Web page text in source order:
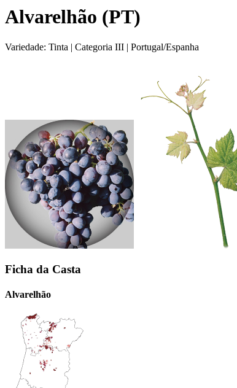
Alvarelhão (PT)
Variedade: Tinta | Categoria III | Portugal/Espanha
Ficha da Casta
Alvarelhão